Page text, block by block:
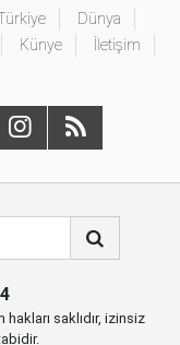
Dünya
Künye
İletişim
saklıdır, izinsiz